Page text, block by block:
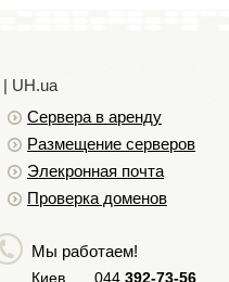
| UH.ua
Сервера в аренду
Размещение серверов
Элекронная почта
Проверка доменов
Мы работаем!
Киев 044 392-73-56